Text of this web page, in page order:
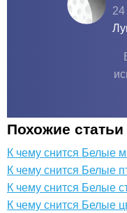
Похожие статьи
К чему снится Белые
К чему снится Белые
К чему снится Белые
К чему снится Белые